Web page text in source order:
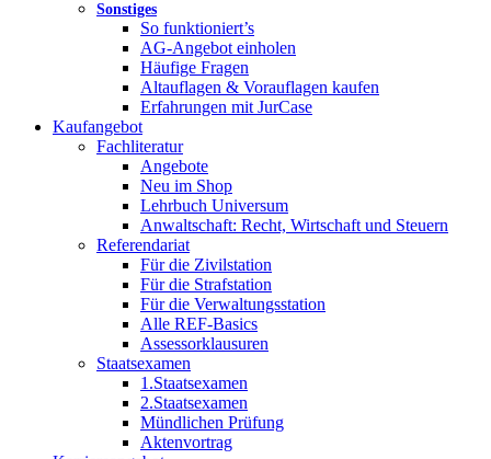
Sonstiges
So funktioniert’s
AG-Angebot einholen
Häufige Fragen
Altauflagen & Vorauflagen kaufen
Erfahrungen mit JurCase
Kaufangebot
Fachliteratur
Angebote
Neu im Shop
Lehrbuch Universum
Anwaltschaft: Recht, Wirtschaft und Steuern
Referendariat
Für die Zivilstation
Für die Strafstation
Für die Verwaltungsstation
Alle REF-Basics
Assessorklausuren
Staatsexamen
1.Staatsexamen
2.Staatsexamen
Mündlichen Prüfung
Aktenvortrag